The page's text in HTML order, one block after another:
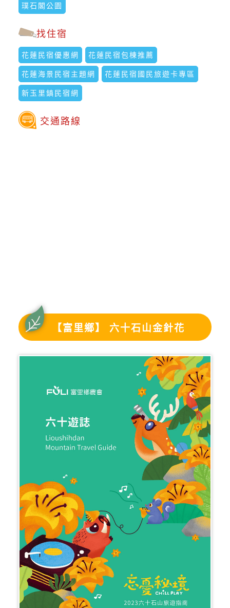
璞石閣公園
找住宿
花蓮民宿優惠網 花蓮民宿包棟推薦
花蓮海景民宿主題網 花蓮民宿國民旅遊卡專區
新玉里鎮民宿網
交通路線
【富里鄉】 六十石山金針花